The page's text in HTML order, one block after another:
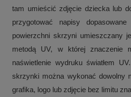
tam umieścić zdjęcie dziecka lub
przygotować napisy
powierzchni skrzyni umieszczany
metodą UV, w której znaczenie
naświetlenie wydruku światłem
skrzynki można wykonać dowolny
grafika, logo lub zdjęcie bez limitu